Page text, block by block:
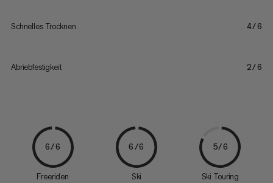
Schnelles Trocknen 4/6
Abriebfestigkeit 2/6
6/6
Freeriden
6/6
Ski
5/6
Ski Touring